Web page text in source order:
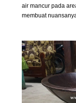
air mancur pada
membuat